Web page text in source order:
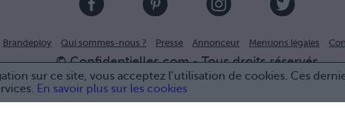
sur ce site, vous acceptez l’utilisation de cookies. Ces
En savoir plus sur les cookies
Brandeploy Qui sommes-nous ? Presse Annonceur Mentions légales
© Confidentielles.com - Tous droits réservés